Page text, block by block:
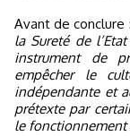
Avant de conclure :
la Sureté de
instrument de
empêcher le
indépendante et
prétexte par
le fonctionnement